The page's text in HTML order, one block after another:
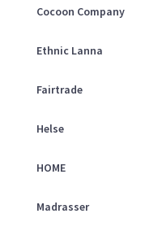
Cocoon Company
Ethnic Lanna
Fairtrade
Helse
HOME
Madrasser